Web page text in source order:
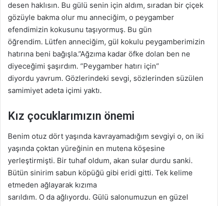
desen haklısın. Bu gülü senin için aldım, sıradan bir çiçek
gözüyle bakma olur mu anneciğim, o peygamber
efendimizin kokusunu taşıyormuş. Bu gün
öğrendim. Lütfen anneciğim, gül kokulu peygamberimizin
hatırına beni bağışla.”Ağzıma kadar öfke dolan ben ne
diyeceğimi şaşırdım. “Peygamber hatırı için”
diyordu yavrum. Gözlerindeki sevgi, sözlerinden süzülen
samimiyet adeta içimi yaktı.
Kız çocuklarımızın önemi
Benim otuz dört yaşında kavrayamadığım sevgiyi o, on iki
yaşında çoktan yüreğinin en mutena köşesine
yerleştirmişti. Bir tuhaf oldum, akan sular durdu sanki.
Bütün sinirim sabun köpüğü gibi eridi gitti. Tek kelime
etmeden ağlayarak kızıma
sarıldım. O da ağlıyordu. Gülü salonumuzun en güzel